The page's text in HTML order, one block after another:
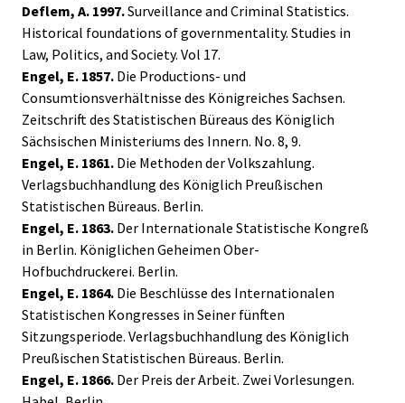
Deflem, A. 1997.Surveillance and Criminal Statistics.
Historical foundations of governmentality. Studies in
Law, Politics, and Society. Vol 17.
Engel, E. 1857. Die Productions- und
Consumtionsverhältnisse des Königreiches Sachsen.
Zeitschrift des Statistischen Büreaus des Königlich
Sächsischen Ministeriums des Innern. No. 8, 9.
Engel, E. 1861. Die Methoden der Volkszahlung.
Verlagsbuchhandlung des Königlich Preußischen
Statistischen Büreaus. Berlin.
Engel, E. 1863. Der Internationale Statistische Kongreß
in Berlin. Königlichen Geheimen Ober-
Hofbuchdruckerei. Berlin.
Engel, E. 1864. Die Beschlüsse des Internationalen
Statistischen Kongresses in Seiner fünften
Sitzungsperiode. Verlagsbuchhandlung des Königlich
Preußischen Statistischen Büreaus. Berlin.
Engel, E. 1866. Der Preis der Arbeit. Zwei Vorlesungen.